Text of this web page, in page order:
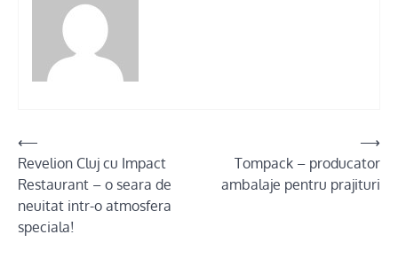
Post
navigation
⟵
Revelion Cluj cu Impact
Restaurant – o seara de
neuitat intr-o atmosfera
speciala!
Tompack – producator
ambalaje pentru prajituri
⟶